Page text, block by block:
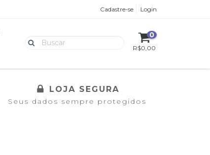
Cadastre-se Login
0
R$0,00
LOJA SEGURA
Seus dados sempre protegidos